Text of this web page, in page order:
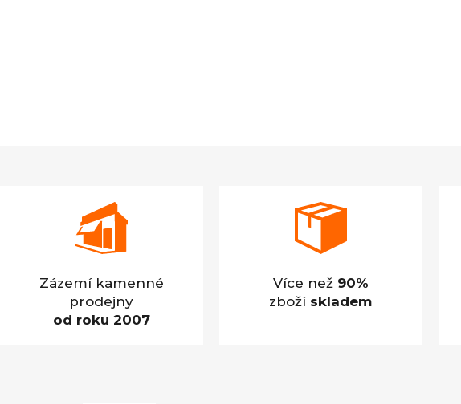
Zázemí kamenné
prodejny
od roku 2007
Více než 90%
zboží skladem